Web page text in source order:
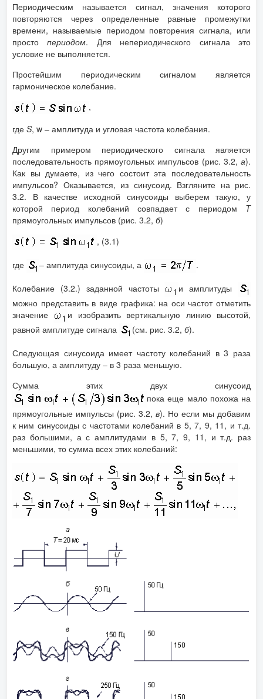
Периодическим называется сигнал, значения которого
повторяются через определенные равные промежутки
времени, называемые периодом повторения сигнала, или
простопериодом. Для непериодического сигнала это
условие не выполняется.
Простейшим периодическим сигналом является
гармоническое колебание.
,
где S, w – амплитуда и угловая частота колебания.
Другим примером периодического сигнала является
последовательность прямоугольных импульсов (рис. 3.2, а).
Как вы думаете, из чего состоит эта последовательность
импульсов? Оказывается, из синусоид. Взгляните на рис.
3.2. В качестве исходной синусоиды выберем такую, у
которой период колебаний совпадает с периодом T
прямоугольных импульсов (рис. 3.2, б)
, (3.1)
где – амплитуда синусоиды, а
.
Колебание (3.2.) заданной частоты
и амплитуды
можно представить в виде графика: на оси частот отметить
значение
и изобразить вертикальную линию высотой,
равной амплитуде сигнала
(см. рис. 3.2, б).
Следующая синусоида имеет частоту колебаний в 3 раза
большую, а амплитуду – в 3 раза меньшую.
Сумма этих двух синусоид
пока еще мало похожа на
прямоугольные импульсы (рис. 3.2, в). Но если мы добавим
к ним синусоиды с частотами колебаний в 5, 7, 9, 11, и т.д.
раз большими, а с амплитудами в 5, 7, 9, 11, и т.д. раз
меньшими, то сумма всех этих колебаний: